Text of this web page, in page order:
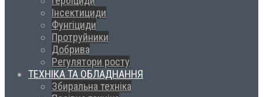
Інсектициди
Фунгіциди
Протруйники
Добрива
Регулятори росту
ТЕХНІКА ТА ОБЛАДНАННЯ
Збиральна техніка